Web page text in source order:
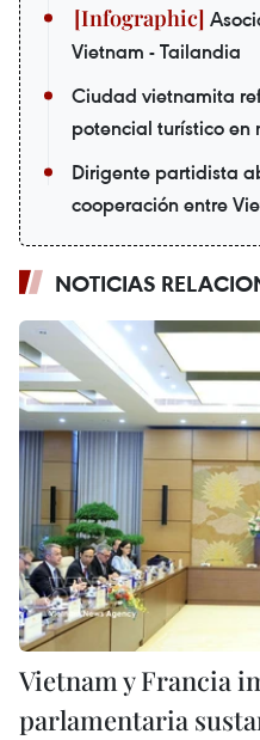
Vietnam - Tailandia
Ciudad vietnamita
potencial turístico
Dirigente partidista
cooperación entre
NOTICIAS
Vietnam y Francia
parlamentaria